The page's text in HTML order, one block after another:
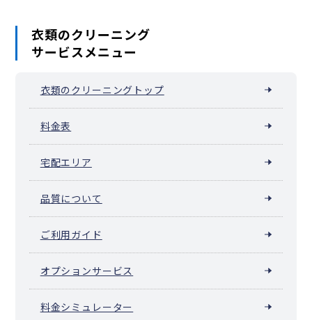
衣類のクリーニング
サービスメニュー
衣類のクリーニングトップ
料金表
宅配エリア
品質について
ご利用ガイド
オプションサービス
料金シミュレーター